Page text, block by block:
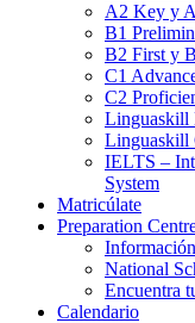
A2 Key y
B1
B2 First y
C1
C2
Linguaskill
Linguaskill
IELTS –
System
Matricúlate
Preparation
National
Encuentra
Calendario